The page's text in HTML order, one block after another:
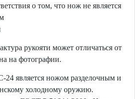
о том, что нож не является
рукояти может отличаться от
на фотографии.
является ножом разделочным и
холодному оружию.